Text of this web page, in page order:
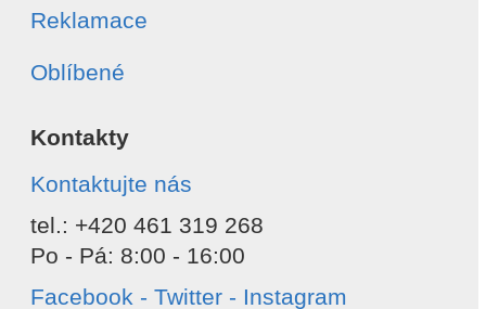
Reklamace
Oblíbené
Kontakty
Kontaktujte nás
tel.: +420 461 319 268
Po - Pá: 8:00 - 16:00
Facebook - Twitter - Instagram